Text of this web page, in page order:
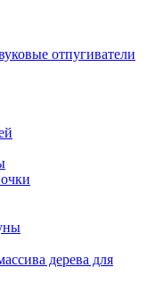
отпугиватели
дерева для